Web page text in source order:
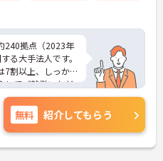
240拠点（2023年
る大手法人です。
7割以上、しっか
してご就業いただ
ている方に、手を
いのあるお仕事
策ポイントなど、
でお気軽にご相談
無料 紹介してもらう